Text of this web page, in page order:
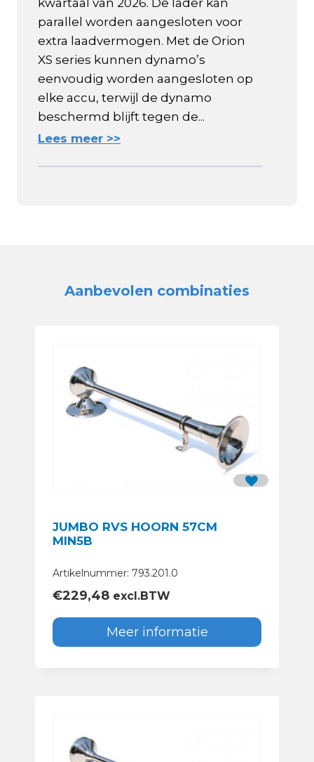
kwartaal van 2026. De lader kan
parallel worden aangesloten voor
extra laadvermogen. Met de Orion
XS series kunnen dynamo’s
eenvoudig worden aangesloten op
elke accu, terwijl de dynamo
beschermd blijft tegen de...
Lees meer >>
Aanbevolen combinaties
JUMBO RVS HOORN 57CM
MIN5B
Artikelnummer: 793.201.0
€229,48 excl.BTW
Meer informatie